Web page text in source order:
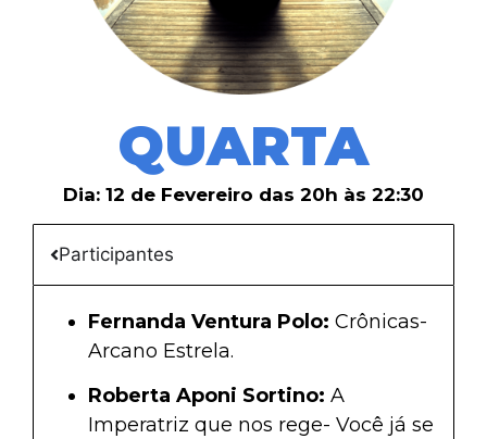
QUARTA
Dia: 12 de Fevereiro das 20h às 22:30
Participantes
Fernanda Ventura Polo: Crônicas-
Arcano Estrela.
Roberta Aponi Sortino: A
Imperatriz que nos rege- Você já se